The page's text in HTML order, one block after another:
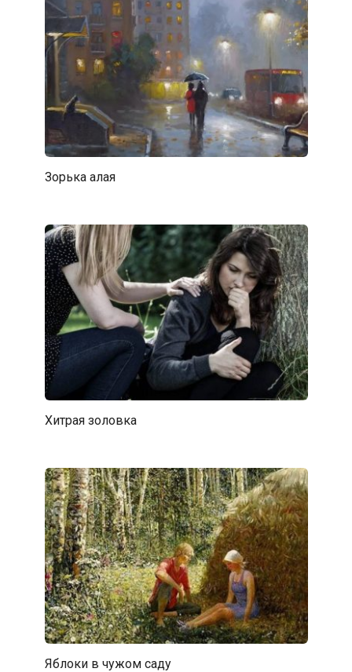
Зорька алая
Хитрая золовка
Яблоки в чужом саду